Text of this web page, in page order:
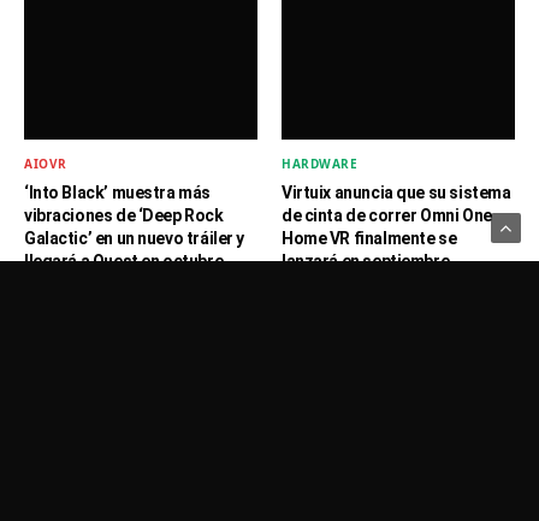
AIOVR
‘Into Black’ muestra más
vibraciones de ‘Deep Rock
Galactic’ en un nuevo tráiler y
llegará a Quest en octubre
HARDWARE
Virtuix anuncia que su sistema
de cinta de correr Omni One
Home VR finalmente se
lanzará en septiembre